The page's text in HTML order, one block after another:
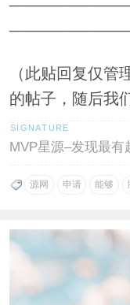
（此贴回复仅管
的帖子，随后我
MVP星源–发现最
源网 申请 能够